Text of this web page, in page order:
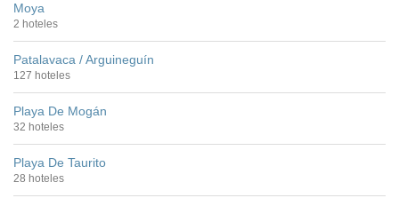
Moya
2 hoteles
Patalavaca / Arguineguín
127 hoteles
Playa De Mogán
32 hoteles
Playa De Taurito
28 hoteles